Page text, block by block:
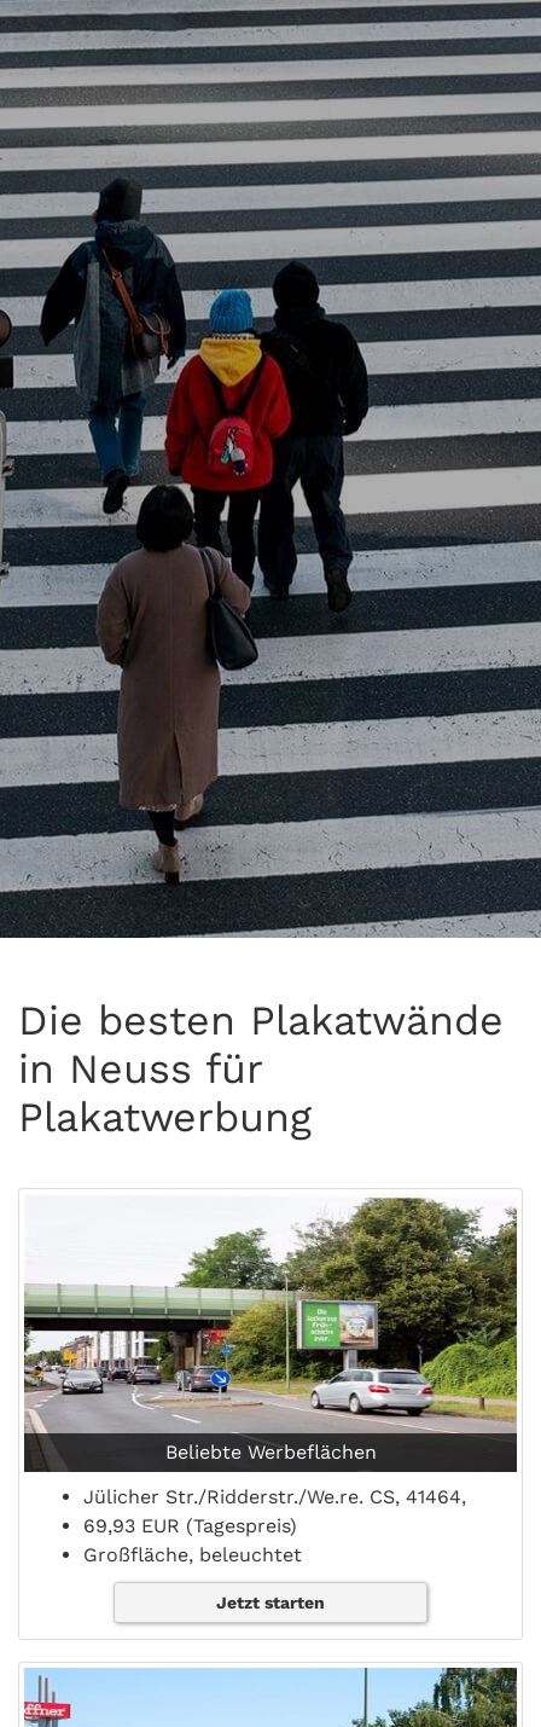
Die besten Plakatwände
in Neuss für
Plakatwerbung
Beliebte Werbeflächen
Jülicher Str./Ridderstr./We.re. CS, 41464,
69,93 EUR (Tagespreis)
Großfläche, beleuchtet
Jetzt starten